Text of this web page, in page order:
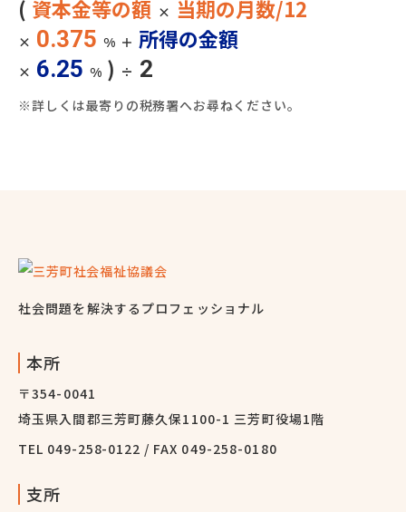
( 資本金等の額 × 当期の月数/12
× 0.375 % ＋ 所得の金額
× 6.25 % ) ÷ 2
※詳しくは最寄りの税務署へお尋ねください。
社会問題を解決するプロフェッショナル
本所
〒354-0041
埼玉県入間郡三芳町藤久保1100-1 三芳町役場1階
TEL 049-258-0122 / FAX 049-258-0180
支所